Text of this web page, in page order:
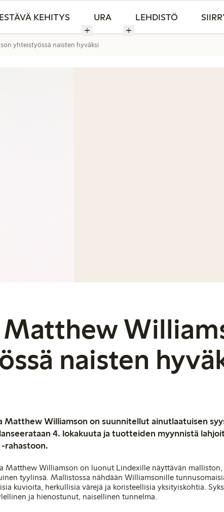
KEHITYS URA LEHDISTÖ
yhteistyössä naisten hyväksi
naisten
Williamson on suunnitellut ainutlaatuisen
4. lokakuuta ja tuotteiden myynnistä
-rahastoon.
Matthew Williamson on luonut Lindexille näyttävän malliston,
tyylinsä. Mallistossa nähdään Williamsonille
kuvioita, herkullisia värejä ja koristeellisia yksityiskohtia.
ja hienostunut, naisellinen tunnelma.